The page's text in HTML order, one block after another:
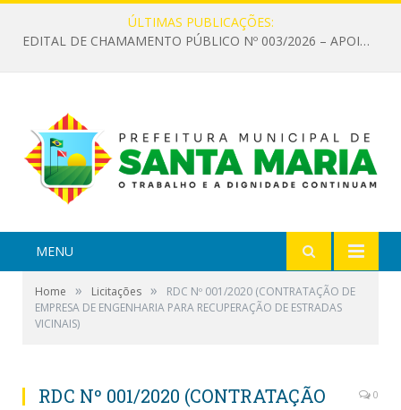
ÚLTIMAS PUBLICAÇÕES:
EDITAL DE CHAMAMENTO PÚBLICO Nº 003/2026 – APOIO À INFRAESTRUTURA CULTURAL
MENU
Home » Licitações »
RDC Nº 001/2020 (CONTRATAÇÃO DE
EMPRESA DE ENGENHARIA PARA RECUPERAÇÃO DE ESTRADAS
VICINAIS)
RDC Nº 001/2020 (CONTRATAÇÃO
0